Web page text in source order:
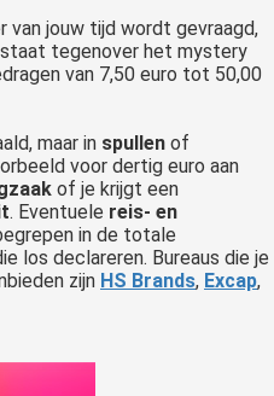
van jouw tijd wordt gevraagd,
staat tegenover het mystery
van 7,50 euro tot 50,00
maar in spullen of
voor dertig euro aan
of je krijgt een
. Eventuele reis- en
in de totale
los declareren. Bureaus die je
zijn HS Brands, Excap,